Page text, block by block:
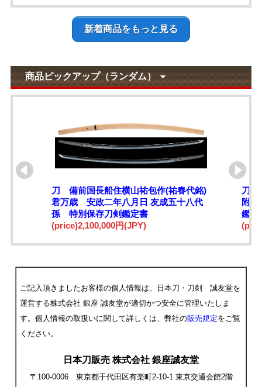
新着商品をもっと見る
商品ピックアップ（ランダム）
刀 備前国長船住横山祐包作(祐春代銘)
君万歳 安政二年八月日 友成五十八代
孫 特別保存刀剣鑑定書
(price)2,100,000円(JPY)
刀
附
鑑
ご記入頂きましたお客様の個人情報は、日本刀・刀剣 誠友堂を
運営する株式会社 銀座 誠友堂が適切かつ安全に管理いたしま
す。個人情報の取扱いに関して詳しくは、弊社の販売規定をご覧
ください。
日本刀販売 株式会社 銀座誠友堂
〒100-0006 東京都千代田区有楽町2-10-1 東京交通会館2階